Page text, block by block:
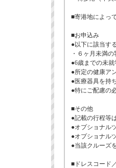
■寄港地によっ
■お申込み
●以下に該当す
・６ヶ月未満の
●6歳までの未
●所定の健康ア
●医療器具を持
●特にご配慮の
■その他
●記載の行程等
●オプショナル
●オプショナル
●当該クルーズ
■ドレスコード